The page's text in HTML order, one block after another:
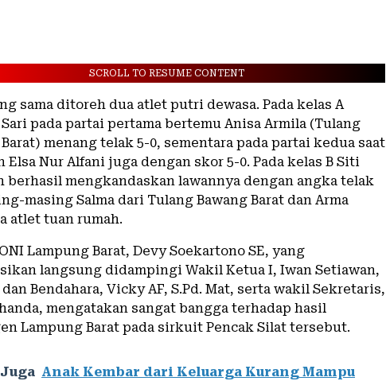
SCROLL TO RESUME CONTENT
sama ditoreh dua atlet putri dewasa. Pada kelas A
pada partai pertama bertemu Anisa Armila (Tulang
menang telak 5-0, sementara pada partai kedua saat
Elsa Nur Alfani juga dengan skor 5-0. Pada kelas B Siti
berhasil mengkandaskan lawannya dengan angka telak
masing Salma dari Tulang Bawang Barat dan Arma
atlet tuan rumah.
Lampung Barat, Devy Soekartono SE, yang
langsung didampingi Wakil Ketua I, Iwan Setiawan,
dan Bendahara, Vicky AF, S.Pd. Mat, serta wakil Sekretaris,
mengatakan sangat bangga terhadap hasil
Lampung Barat pada sirkuit Pencak Silat tersebut.
Anak Kembar dari Keluarga Kurang Mampu